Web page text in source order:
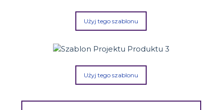
Użyj tego szablonu
Użyj tego szablonu